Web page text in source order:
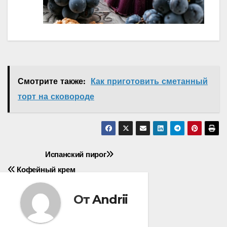
Смотрите также:
Как приготовить сметанный
торт на сковороде
Навигация
по
записям
Испанский пирог
Кофейный крем
ОтAndrii